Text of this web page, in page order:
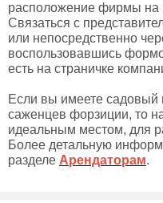
расположение фирмы на
Связаться с
или непосредственно
воспользовавшись
есть на страничке
Если вы имеете садовый
саженцев форзиции, то
идеальным местом, для
Более детальную
разделе Арендаторам.